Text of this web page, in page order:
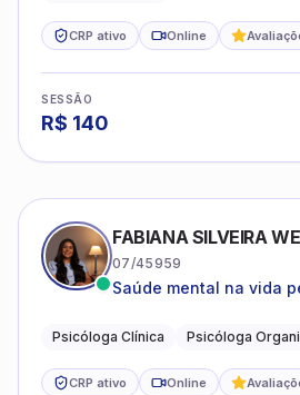
CRP ativo Online
SESSÃO
R$ 140
FABIANA SILVEIRA
07/45959
Saúde mental na vida
Psicóloga Clínica Psicóloga
CRP ativo Online